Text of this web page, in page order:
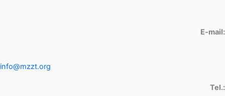
E-mail:
info@mzzt.org
Tel.: